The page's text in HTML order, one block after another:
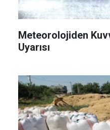
Meteorolojiden
Uyarısı